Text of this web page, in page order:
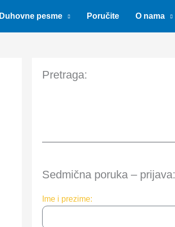
Duhovne pesme Poručite O nama
Pretraga:
Sedmična poruka – prijava:
Ime i prezime: